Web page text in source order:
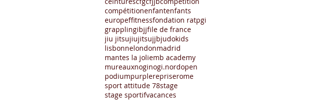
compétitionenfantenfants
europeffitnessfondation ratpgi
grapplingibjjfile de france
jiu jitsujiujitsujjbjudokids
lisbonnelondonmadrid
mantes la joliemb academy
mureauxnoginogi.nordopen
podiumpurplerepriserome
sport attitude 78stage
stage sportifvacances